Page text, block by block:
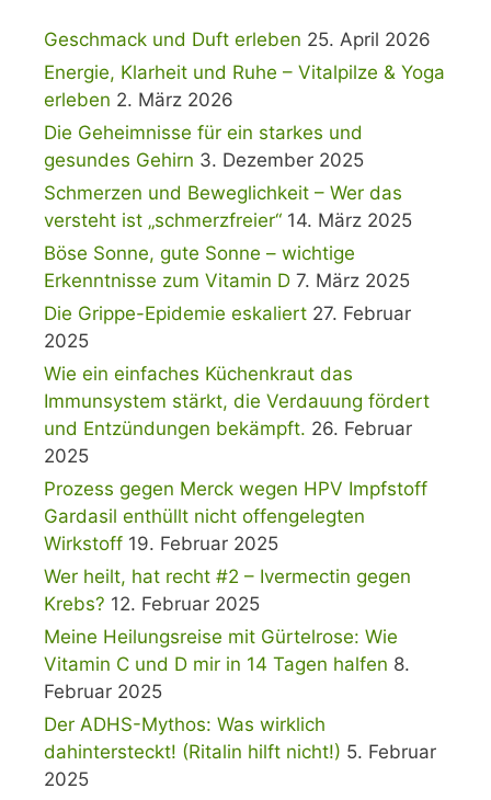
Geschmack und Duft erleben 25. April 2026
Energie, Klarheit und Ruhe – Vitalpilze & Yoga
erleben 2. März 2026
Die Geheimnisse für ein starkes und
gesundes Gehirn 3. Dezember 2025
Schmerzen und Beweglichkeit – Wer das
versteht ist „schmerzfreier“ 14. März 2025
Böse Sonne, gute Sonne – wichtige
Erkenntnisse zum Vitamin D 7. März 2025
Die Grippe-Epidemie eskaliert 27. Februar
2025
Wie ein einfaches Küchenkraut das
Immunsystem stärkt, die Verdauung fördert
und Entzündungen bekämpft. 26. Februar
2025
Prozess gegen Merck wegen HPV Impfstoff
Gardasil enthüllt nicht offengelegten
Wirkstoff 19. Februar 2025
Wer heilt, hat recht #2 – Ivermectin gegen
Krebs? 12. Februar 2025
Meine Heilungsreise mit Gürtelrose: Wie
Vitamin C und D mir in 14 Tagen halfen 8.
Februar 2025
Der ADHS-Mythos: Was wirklich
dahintersteckt! (Ritalin hilft nicht!) 5. Februar
2025